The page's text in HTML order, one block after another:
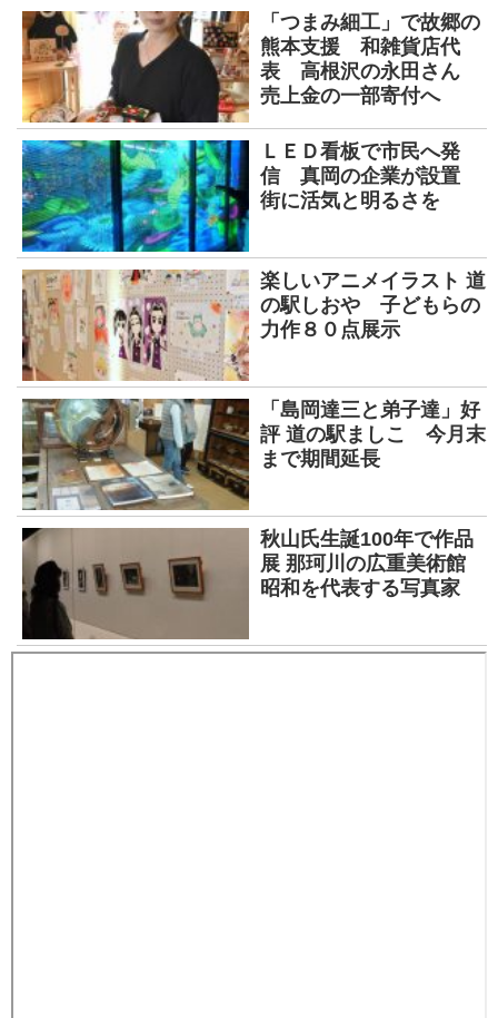
「つまみ細工」で故郷の
熊本支援 和雑貨店代
表 高根沢の永田さん
売上金の一部寄付へ
ＬＥＤ看板で市民へ発
信 真岡の企業が設置
街に活気と明るさを
楽しいアニメイラスト 道
の駅しおや 子どもらの
力作８０点展示
「島岡達三と弟子達」好
評 道の駅ましこ 今月末
まで期間延長
秋山氏生誕100年で作品
展 那珂川の広重美術館
昭和を代表する写真家